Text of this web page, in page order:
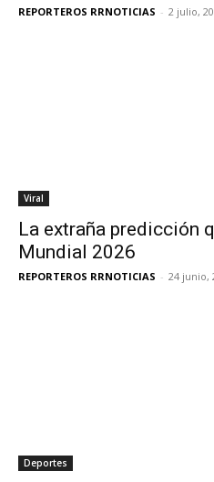
REPORTEROS RRNOTICIAS - 2 julio,
Viral
La extraña predicción
Mundial 2026
REPORTEROS RRNOTICIAS - 24 junio,
Deportes